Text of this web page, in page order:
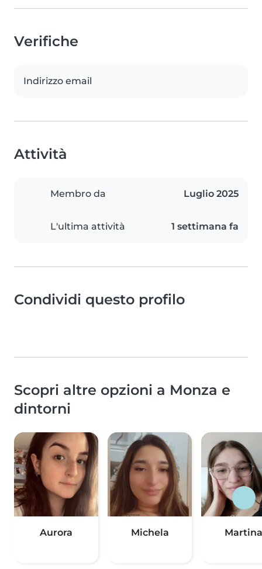
Verifiche
Indirizzo email
Attività
Membro da Luglio 2025
L'ultima attività 1 settimana fa
Condividi questo profilo
Scopri altre opzioni a Monza e
dintorni
Aurora Michela Martina